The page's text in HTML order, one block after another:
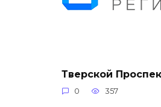
Тверской
0 357